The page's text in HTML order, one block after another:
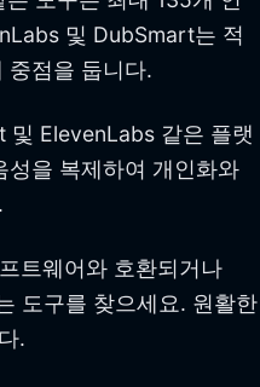
및 DubSmart는 적
중점을 둡니다.
및 ElevenLabs 같은 플랫
성을 복제하여 개인화와
트웨어와 호환되거나
도구를 찾으세요. 원활한
.